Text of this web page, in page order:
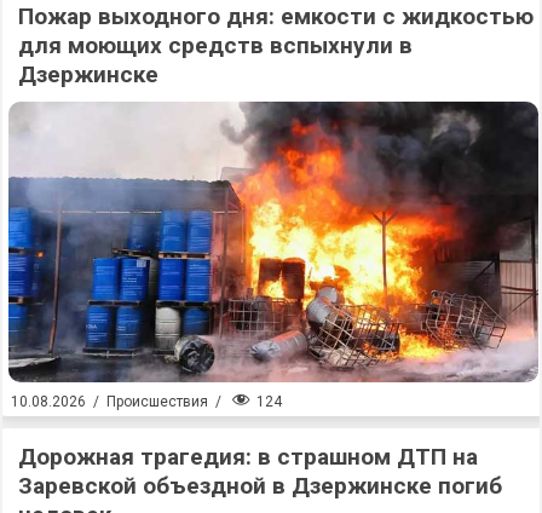
Пожар выходного дня: емкости с жидкостью
для моющих средств вспыхнули в
Дзержинске
10.08.2026 / Происшествия / 124
Дорожная трагедия: в страшном ДТП на
Заревской объездной в Дзержинске погиб